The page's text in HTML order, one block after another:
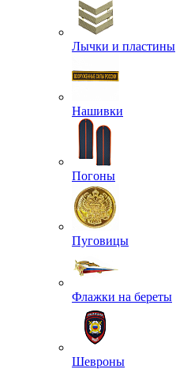
Лычки и пластины
Нашивки
Погоны
Пуговицы
Флажки на береты
Шевроны